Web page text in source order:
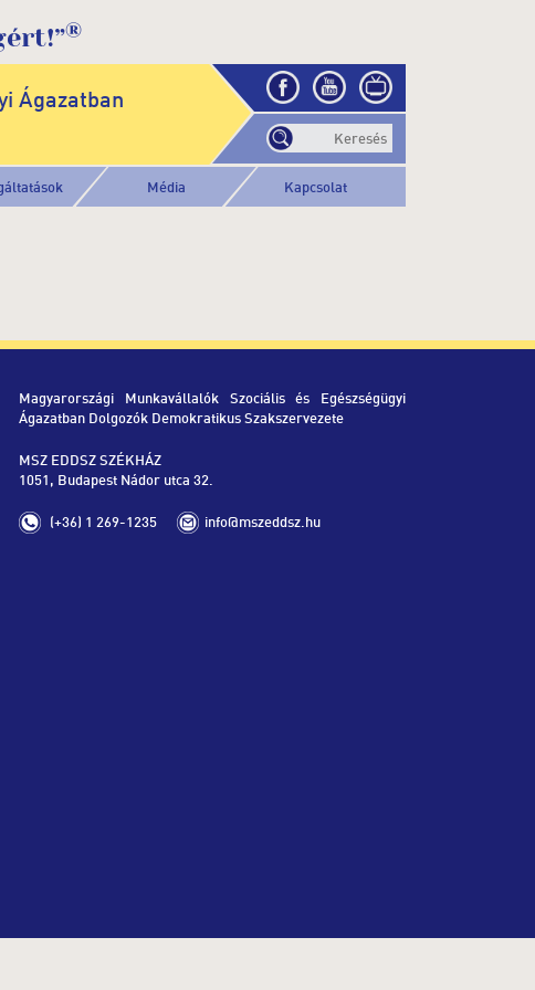
®
Ágazatban
Média Kapcsolat
Magyarországi Munkavállalók Szociális és Egészségügyi
Ágazatban Dolgozók Demokratikus Szakszervezete
MSZ EDDSZ SZÉKHÁZ
1051, Budapest Nádor utca 32.
(+36) 1 269-1235 info@mszeddsz.hu